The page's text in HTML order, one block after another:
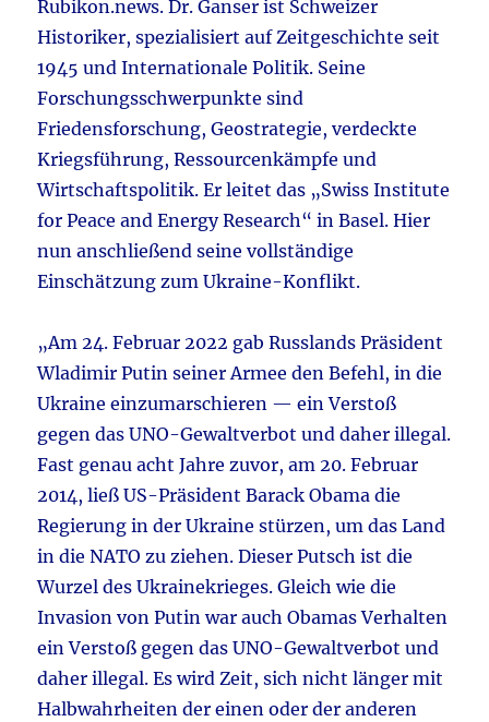
Rubikon.news. Dr. Ganser ist Schweizer
Historiker, spezialisiert auf Zeitgeschichte seit
1945 und Internationale Politik. Seine
Forschungsschwerpunkte sind
Friedensforschung, Geostrategie, verdeckte
Kriegsführung, Ressourcenkämpfe und
Wirtschaftspolitik. Er leitet das „Swiss Institute
for Peace and Energy Research“ in Basel. Hier
nun anschließend seine vollständige
Einschätzung zum Ukraine-Konflikt.
„Am 24. Februar 2022 gab Russlands Präsident
Wladimir Putin seiner Armee den Befehl, in die
Ukraine einzumarschieren — ein Verstoß
gegen das UNO-Gewaltverbot und daher illegal.
Fast genau acht Jahre zuvor, am 20. Februar
2014, ließ US-Präsident Barack Obama die
Regierung in der Ukraine stürzen, um das Land
in die NATO zu ziehen. Dieser Putsch ist die
Wurzel des Ukrainekrieges. Gleich wie die
Invasion von Putin war auch Obamas Verhalten
ein Verstoß gegen das UNO-Gewaltverbot und
daher illegal. Es wird Zeit, sich nicht länger mit
Halbwahrheiten der einen oder der anderen